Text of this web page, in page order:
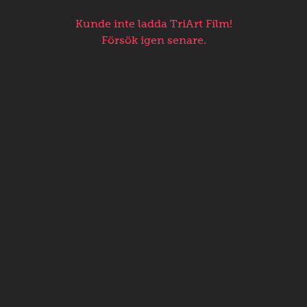
Kunde inte ladda TriArt Film!
Försök igen senare.